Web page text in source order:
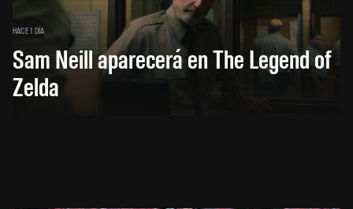
HACE 1 DÍA
Sam Neill aparecerá en The Legend of
Zelda